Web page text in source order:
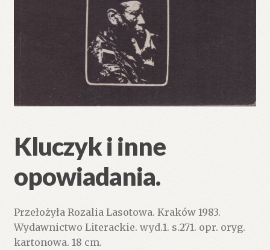
Kluczyk i inne
opowiadania.
Przełożyła Rozalia Lasotowa. Kraków 1983.
Wydawnictwo Literackie. wyd.1. s.271. opr. oryg.
kartonowa. 18 cm.